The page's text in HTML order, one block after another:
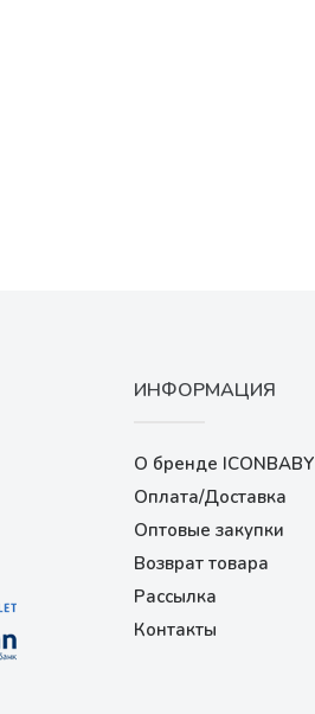
ИНФОРМАЦИЯ
О бренде ICONBABY
Оплата/Доставка
Оптовые закупки
Возврат товара
Рассылка
Контакты